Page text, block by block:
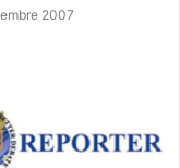
2007